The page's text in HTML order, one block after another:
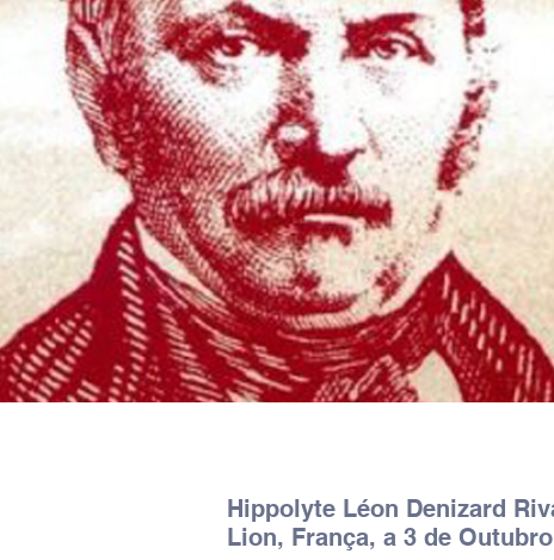
Hippolyte Léon Denizard
Lion, França, a 3 de